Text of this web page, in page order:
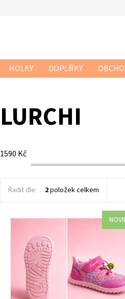
HOLKY DOPLŇKY
LURCHI
1590 Kč
Řadit dle: 2položek celkem
Třpytivé dívčí barefoot botky
Dostupnost:
473/25
Značka:
Lurchi
Záruka:
2 roky